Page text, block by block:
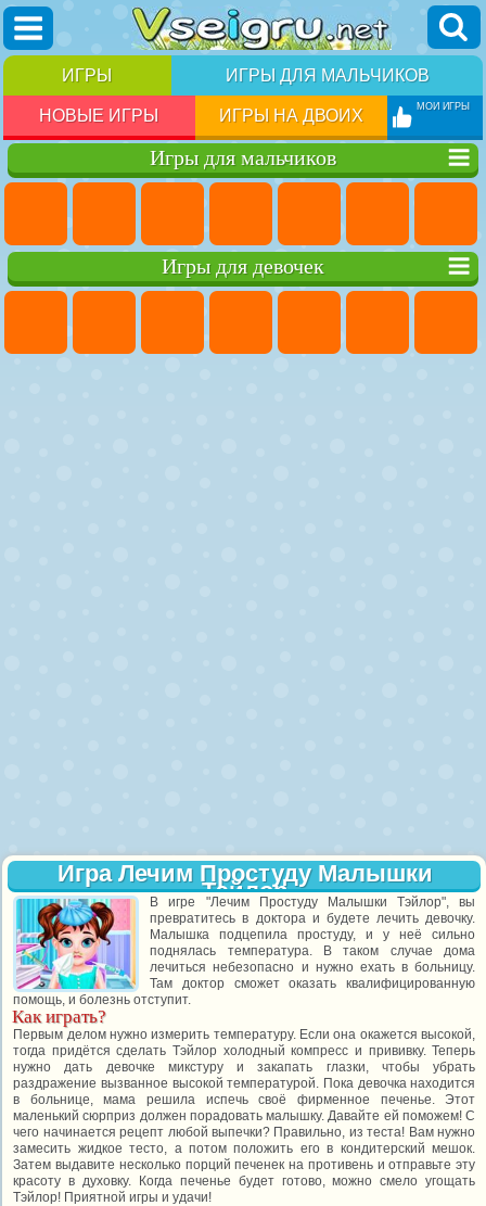
ИГРЫ ИГРЫ ДЛЯ МАЛЬЧИКОВ
НОВЫЕ ИГРЫ ИГРЫ НА ДВОИХ МОИ ИГРЫ
Игры для мальчиков
Игры для девочек
Игра Лечим Простуду Малышки
Тэйлор
В игре "Лечим Простуду Малышки Тэйлор", вы
превратитесь в доктора и будете лечить девочку.
Малышка подцепила простуду, и у неё сильно
поднялась температура. В таком случае дома
лечиться небезопасно и нужно ехать в больницу.
Там доктор сможет оказать квалифицированную
помощь, и болезнь отступит.
Как играть?
Первым делом нужно измерить температуру. Если она окажется высокой,
тогда придётся сделать Тэйлор холодный компресс и прививку. Теперь
нужно дать девочке микстуру и закапать глазки, чтобы убрать
раздражение вызванное высокой температурой. Пока девочка находится
в больнице, мама решила испечь своё фирменное печенье. Этот
маленький сюрприз должен порадовать малышку. Давайте ей поможем! С
чего начинается рецепт любой выпечки? Правильно, из теста! Вам нужно
замесить жидкое тесто, а потом положить его в кондитерский мешок.
Затем выдавите несколько порций печенек на противень и отправьте эту
красоту в духовку. Когда печенье будет готово, можно смело угощать
Тэйлор! Приятной игры и удачи!